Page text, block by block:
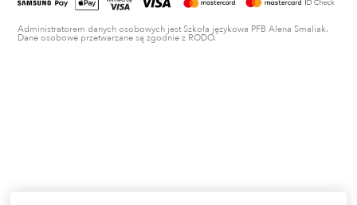
Administratorem danych osobowych jest Szkoła językowa PFB Alena Smaliak.
Dane osobowe przetwarzane są zgodnie z RODO.